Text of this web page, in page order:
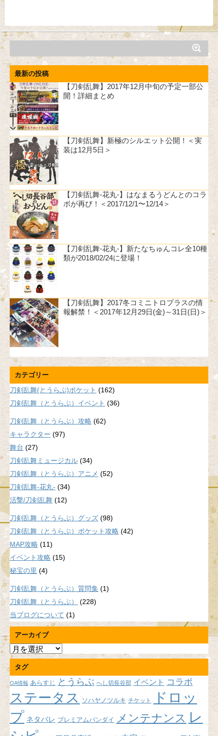
最新の投稿
【刀剣乱舞】2017年12月中旬の予定一部公
開！詳細まとめ
【刀剣乱舞】新極のシルエット公開！＜実
装は12月5日＞
【刀剣乱舞-花丸-】はなまるうどんとのコラ
ボが再び！＜2017/12/1〜12/14＞
【刀剣乱舞-花丸-】新たなちゅんコレ全10種
類が2018/02/24に登場！
【刀剣乱舞】2017冬コミニトロプラスの情
報解禁！＜2017年12月29日(金)～31日(日)＞
カテゴリー
刀剣乱舞(とうらぶ)ポケット (162)
刀剣乱舞（とうらぶ）イベント (36)
刀剣乱舞（とうらぶ）攻略 (62)
キャラクター (97)
舞台 (27)
刀剣乱舞ミュージカル (34)
刀剣乱舞（とうらぶ）アニメ (52)
刀剣乱舞-花丸- (34)
活撃/刀剣乱舞 (12)
刀剣乱舞（とうらぶ）グッズ (98)
刀剣乱舞（とうらぶ）ポケット攻略 (42)
MAP攻略 (11)
イベント攻略 (15)
秘宝の里 (4)
刀剣乱舞（とうらぶ）質問集 (1)
刀剣乱舞（とうらぶ）
(228)
当ブログについて (1)
アーカイブ
ア
ー
カ
イ
ブ
タグ
OA情報 あらすじ とうらぶ へし切長谷部 イベント コラボ
ステータス ソハヤノツルキ チケット
ドロッ
プ ネタバレ プレミアムバンダイ メンテナンス レ